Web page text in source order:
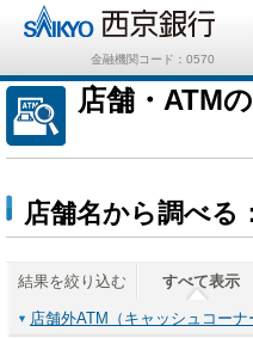
金融機関コード：0570
店舗・ATM
店舗名から調べ
結果を絞り込む すべて表示
店舗外ATM（キャッシュコーナ